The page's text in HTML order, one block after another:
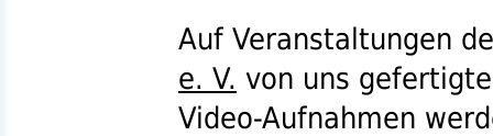
Auf Veranstaltungen
e. V. von uns
Video-Aufnahmen